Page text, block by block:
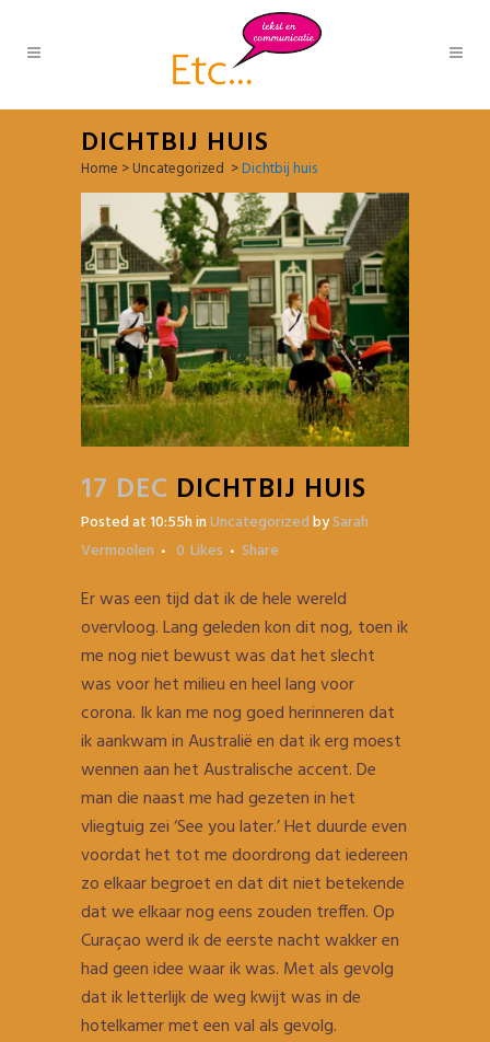
DICHTBIJ HUIS
Home >Uncategorized >Dichtbij huis
17 DEC DICHTBIJ HUIS
Posted at 10:55hinUncategorizedbySarah
Vermoolen
0 Likes Share
Er was een tijd dat ik de hele wereld
overvloog. Lang geleden kon dit nog, toen ik
me nog niet bewust was dat het slecht
was voor het milieu en heel lang voor
corona. Ik kan me nog goed herinneren dat
ik aankwam in Australië en dat ik erg moest
wennen aan het Australische accent. De
man die naast me had gezeten in het
vliegtuig zei ‘See you later.’ Het duurde even
voordat het tot me doordrong dat iedereen
zo elkaar begroet en dat dit niet betekende
dat we elkaar nog eens zouden treffen. Op
Curaçao werd ik de eerste nacht wakker en
had geen idee waar ik was. Met als gevolg
dat ik letterlijk de weg kwijt was in de
hotelkamer met een val als gevolg.